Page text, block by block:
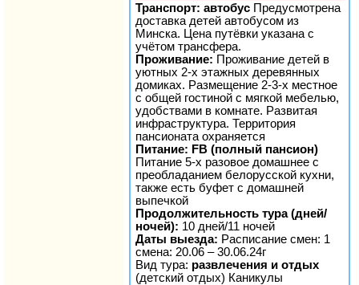
Транспорт: автобус Предусмотрена
доставка детей автобусом из
Минска. Цена путёвки указана с
учётом трансфера.
Проживание: Проживание детей в
уютных 2-х этажных деревянных
домиках. Размещение 2-3-х местное
с общей гостиной с мягкой мебелью,
удобствами в комнате. Развитая
инфраструктура. Территория
пансионата охраняется
Питание: FB (полный пансион)
Питание 5-х разовое домашнее с
преобладанием белорусской кухни,
также есть буфет с домашней
выпечкой
Продолжительность тура (дней/
ночей): 10 дней/11 ночей
Даты выезда: Расписание смен: 1
смена: 20.06 – 30.06.24г
Вид тура: развлечения и отдых
(детский отдых) Каникулы